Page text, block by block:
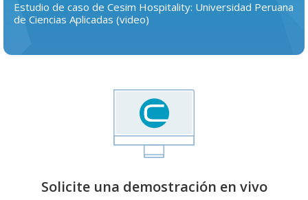
Estudio de caso de Cesim Hospitality: Universidad Peruana
de Ciencias Aplicadas (video)
Solicite una demostración en vivo